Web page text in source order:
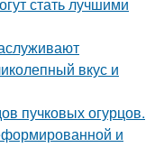
стать лучшими
вкус и
пучковых огурцов.
и